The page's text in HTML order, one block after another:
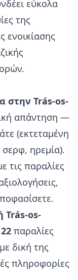
εύκολα
της
ενοικίασης
στην Trás-os-
απάντηση —
(εκτεταμένη
ηρεμία).
τις παραλίες
Trás-os-
22 παραλίες
δική της
πληροφορίες